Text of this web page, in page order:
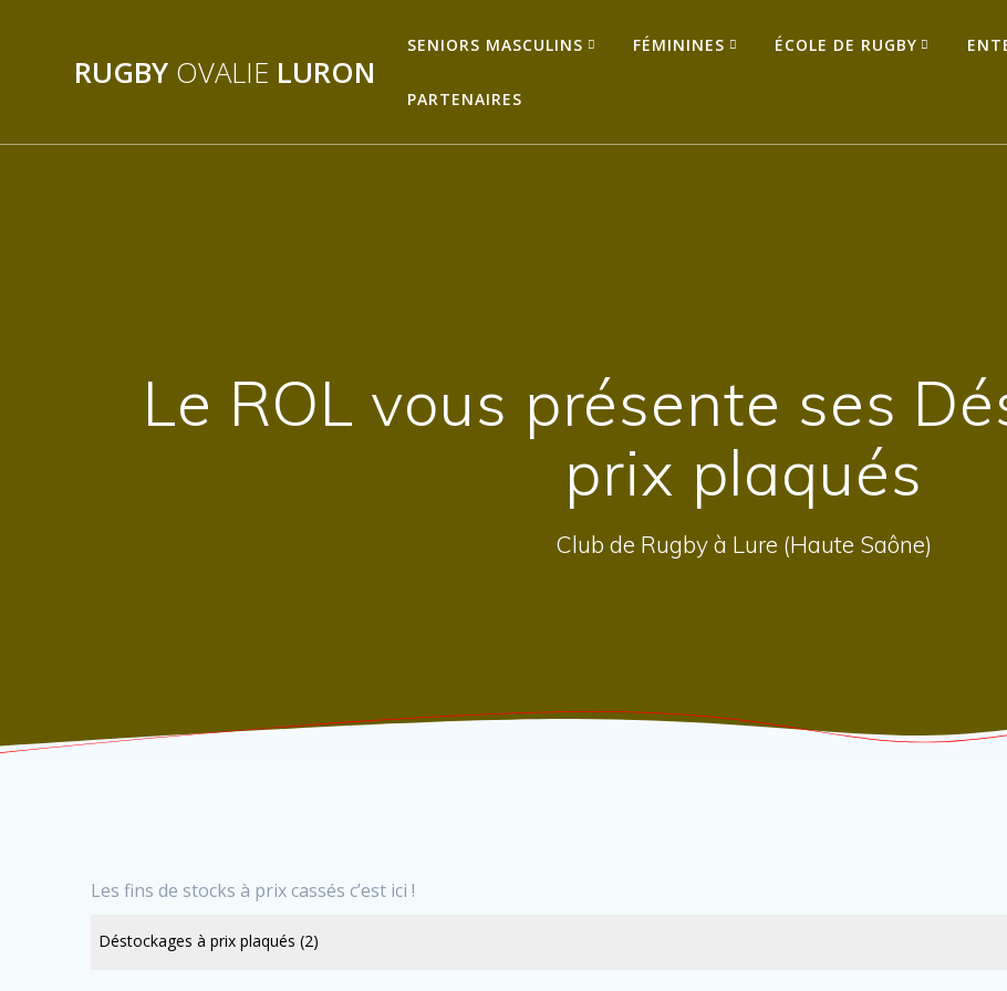
RUGBY OVALIE LURON
SENIORS MASCULINS FÉMININES ÉCOLE DE RUGBY
PARTENAIRES
Le ROL vous présente ses
prix plaqués
Club de Rugby à Lure (Haute Saône)
Les fins de stocks à prix cassés c’est ici !
Déstockages à prix plaqués(2)